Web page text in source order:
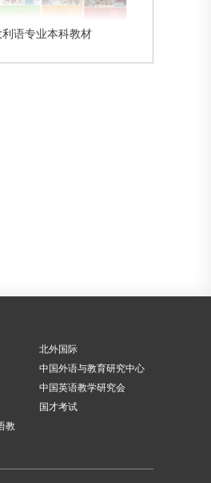
语专业本科教材
北外国际
中国外语与教育研究中心
中国英语教学研究会
国才考试
教